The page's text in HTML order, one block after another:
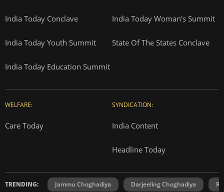
India Today Conclave India Today Woman's Summit
India Today Youth Summit State Of The States Conclave
India Today Education Summit
WELFARE:
Care Today
SYNDICATION:
India Content
Headline Today
TRENDING: Jammu Choghadiya Darjeeling Choghadiya